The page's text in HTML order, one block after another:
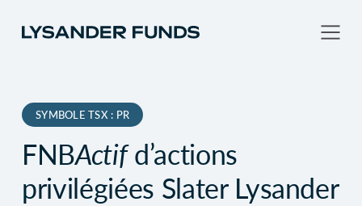
SYMBOLE TSX : PR
FNBActifd’actions
privilégiées Slater Lysander